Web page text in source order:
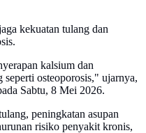
kekuatan tulang dan
kalsium dan
seperti osteoporosis," ujarnya,
Sabtu, 8 Mei 2026.
peningkatan asupan
risiko penyakit kronis,